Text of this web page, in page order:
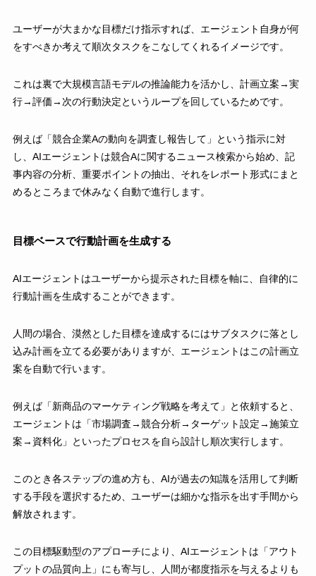
ユーザーが大まかな目標だけ指示すれば、エージェント自身が何
をすべきか考えて順次タスクをこなしてくれるイメージです。
これは裏で大規模言語モデルの推論能力を活かし、計画立案→実
行→評価→次の行動決定というループを回しているためです。
例えば「競合企業Aの動向を調査し報告して」という指示に対
し、AIエージェントは競合Aに関するニュース検索から始め、記
事内容の分析、重要ポイントの抽出、それをレポート形式にまと
めるところまで休みなく自動で進行します。
目標ベースで行動計画を生成する
AIエージェントはユーザーから提示された目標を軸に、自律的に
行動計画を生成することができます。
人間の場合、漠然とした目標を達成するにはサブタスクに落とし
込み計画を立てる必要がありますが、エージェントはこの計画立
案を自動で行います。
例えば「新商品のマーケティング戦略を考えて」と依頼すると、
エージェントは「市場調査→競合分析→ターゲット設定→施策立
案→資料化」といったプロセスを自ら設計し順次実行します。
このとき各ステップの進め方も、AIが過去の知識を活用して判断
する手段を選択するため、ユーザーは細かな指示を出す手間から
解放されます。
この目標駆動型のアプローチにより、AIエージェントは「アウト
プットの品質向上」にも寄与し、人間が都度指示を与えるよりも